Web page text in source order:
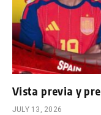
Vista previa y
JULY 13, 2026